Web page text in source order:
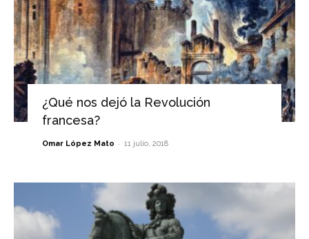
¿Qué nos dejó la Revolución
francesa?
Omar López Mato - 11 julio, 2018